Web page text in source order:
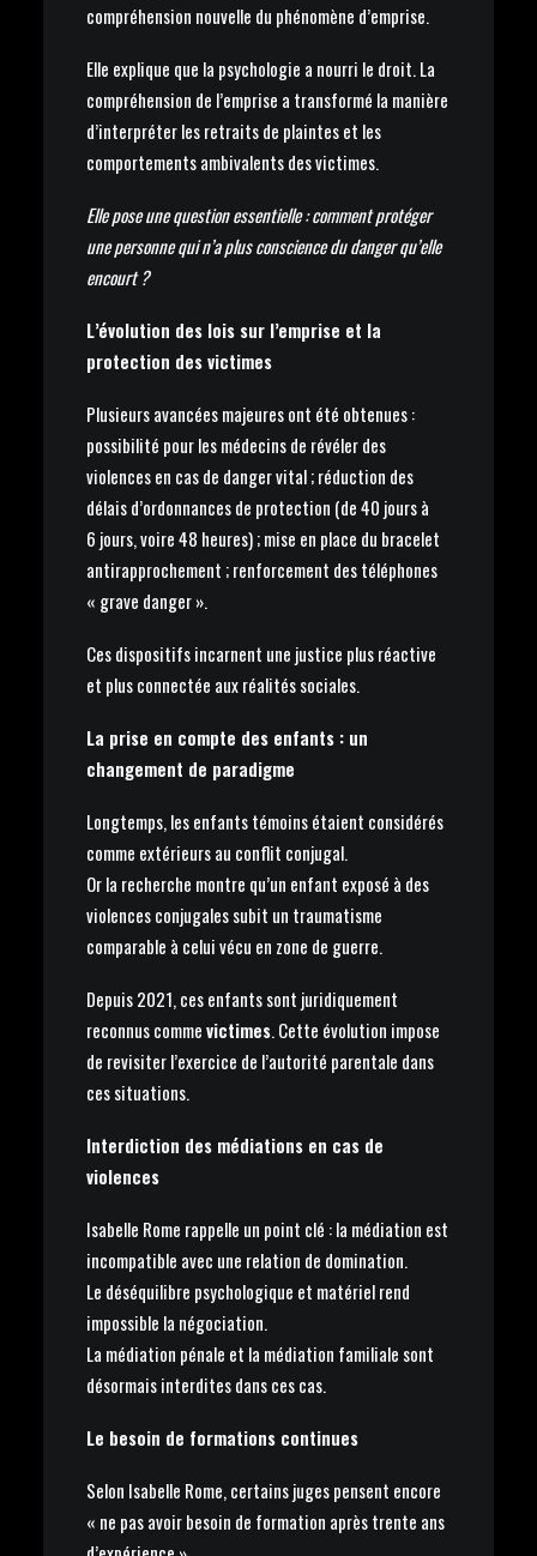
compréhension nouvelle du phénomène d’emprise.
Elle explique que la psychologie a nourri le droit. La
compréhension de l’emprise a transformé la manière
d’interpréter les retraits de plaintes et les
comportements ambivalents des victimes.
Elle pose une question essentielle : comment protéger
une personne qui n’a plus conscience du danger qu’elle
encourt ?
L’évolution des lois sur l’emprise et la
protection des victimes
Plusieurs avancées majeures ont été obtenues :
possibilité pour les médecins de révéler des
violences en cas de danger vital ; réduction des
délais d’ordonnances de protection (de 40 jours à
6 jours, voire 48 heures) ; mise en place du bracelet
antirapprochement ; renforcement des téléphones
« grave danger ».
Ces dispositifs incarnent une justice plus réactive
et plus connectée aux réalités sociales.
La prise en compte des enfants : un
changement de paradigme
Longtemps, les enfants témoins étaient considérés
comme extérieurs au conflit conjugal.
Or la recherche montre qu’un enfant exposé à des
violences conjugales subit un traumatisme
comparable à celui vécu en zone de guerre.
Depuis 2021, ces enfants sont juridiquement
reconnus commevictimes. Cette évolution impose
de revisiter l’exercice de l’autorité parentale dans
ces situations.
Interdiction des médiations en cas de
violences
Isabelle Rome rappelle un point clé : la médiation est
incompatible avec une relation de domination.
Le déséquilibre psychologique et matériel rend
impossible la négociation.
La médiation pénale et la médiation familiale sont
désormais interdites dans ces cas.
Le besoin de formations continues
Selon Isabelle Rome, certains juges pensent encore
« ne pas avoir besoin de formation après trente ans